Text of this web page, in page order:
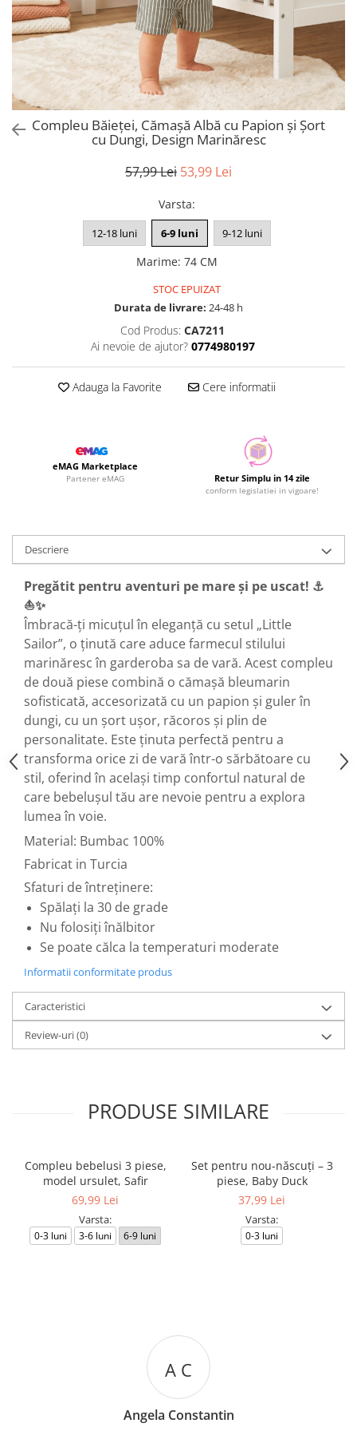
Compleu Băieței, Cămașă Albă cu Papion și Șort
cu Dungi, Design Marinăresc
57,99 Lei 53,99 Lei
Varsta:
12-18 luni 6-9 luni 9-12 luni
Marime: 74 CM
STOC EPUIZAT
Durata de livrare: 24-48 h
Cod Produs: CA7211
Ai nevoie de ajutor? 0774980197
Adauga la Favorite Cere informatii
eMAG Marketplace
Partener eMAG Retur Simplu in 14 zile
conform legislatiei in vigoare!
Descriere
Pregătit pentru aventuri pe mare și pe uscat! ⚓
⛵✨
Îmbracă-ți micuțul în eleganță cu setul „Little
Sailor”, o ținută care aduce farmecul stilului
marinăresc în garderoba sa de vară. Acest compleu
de două piese combină o cămașă bleumarin
sofisticată, accesorizată cu un papion și guler în
dungi, cu un șort ușor, răcoros și plin de
personalitate. Este ținuta perfectă pentru a
transforma orice zi de vară într-o sărbătoare cu
stil, oferind în același timp confortul natural de
care bebelușul tău are nevoie pentru a explora
lumea în voie.
Material: Bumbac 100%
Fabricat in Turcia
Sfaturi de întreținere:
Spălați la 30 de grade
Nu folosiți înălbitor
Se poate călca la temperaturi moderate
Informatii conformitate produs
Caracteristici
Review-uri(0)
PRODUSE SIMILARE
Compleu bebelusi 3 piese,
model ursulet, Safir
69,99 Lei
Varsta:
0-3 luni 3-6 luni 6-9 luni
Set pentru nou-născuți – 3
piese, Baby Duck
37,99 Lei
Varsta:
0-3 luni
A C
Angela Constantin